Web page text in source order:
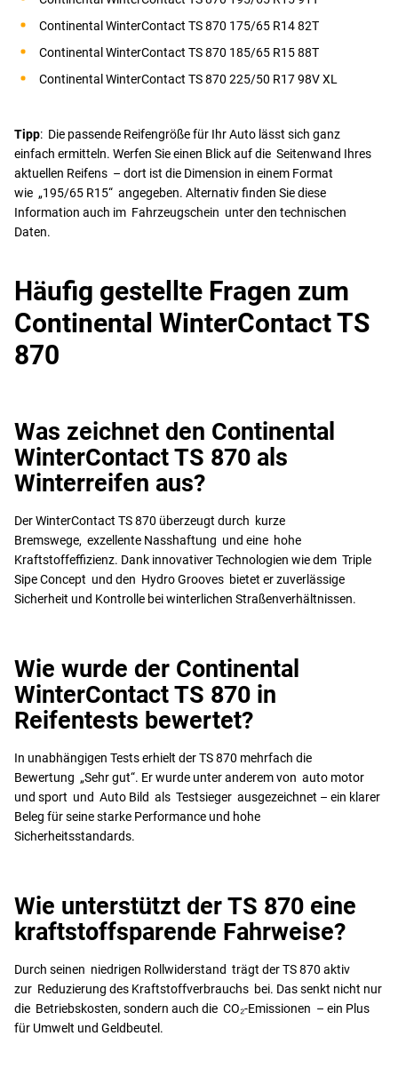
Continental WinterContact TS 870 175/65 R14 82T
Continental WinterContact TS 870 185/65 R15 88T
Continental WinterContact TS 870 225/50 R17 98V XL
Tipp: Die passende Reifengröße für Ihr Auto lässt sich ganz
einfach ermitteln. Werfen Sie einen Blick auf die Seitenwand Ihres
aktuellen Reifens – dort ist die Dimension in einem Format
wie „195/65 R15“ angegeben. Alternativ finden Sie diese
Information auch im Fahrzeugschein unter den technischen
Daten.
Häufig gestellte Fragen zum
Continental WinterContact TS
870
Was zeichnet den Continental
WinterContact TS 870 als
Winterreifen aus?
Der WinterContact TS 870 überzeugt durch kurze
Bremswege, exzellente Nasshaftung und eine hohe
Kraftstoffeffizienz. Dank innovativer Technologien wie dem Triple
Sipe Concept und den Hydro Grooves bietet er zuverlässige
Sicherheit und Kontrolle bei winterlichen Straßenverhältnissen.
Wie wurde der Continental
WinterContact TS 870 in
Reifentests bewertet?
In unabhängigen Tests erhielt der TS 870 mehrfach die
Bewertung „Sehr gut“. Er wurde unter anderem von auto motor
und sport und Auto Bild als Testsieger ausgezeichnet – ein klarer
Beleg für seine starke Performance und hohe
Sicherheitsstandards.
Wie unterstützt der TS 870 eine
kraftstoffsparende Fahrweise?
Durch seinen niedrigen Rollwiderstand trägt der TS 870 aktiv
zur Reduzierung des Kraftstoffverbrauchs bei. Das senkt nicht nur
die Betriebskosten, sondern auch die CO₂-Emissionen – ein Plus
für Umwelt und Geldbeutel.